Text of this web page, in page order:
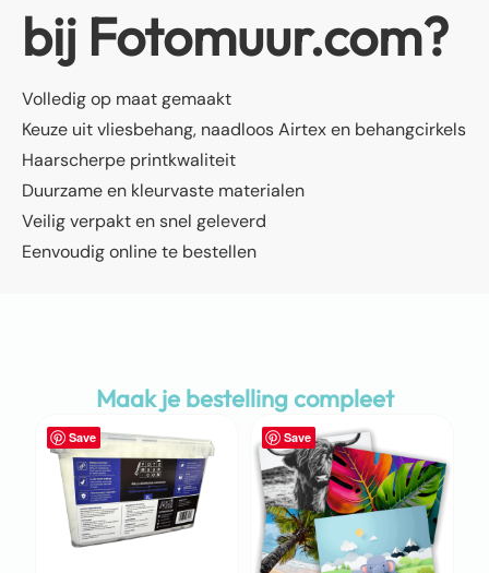
bij Fotomuur.com?
Volledig op maat gemaakt
Keuze uit vliesbehang, naadloos Airtex en behangcirkels
Haarscherpe printkwaliteit
Duurzame en kleurvaste materialen
Veilig verpakt en snel geleverd
Eenvoudig online te bestellen
Maak je bestelling compleet
Save Save